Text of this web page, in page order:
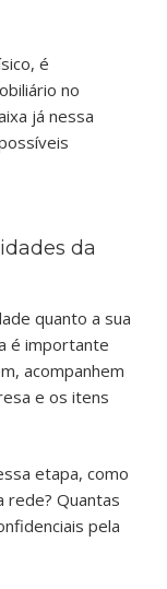
é
no
já nessa
da
quanto a sua
é importante
acompanhem
e os itens
etapa, como
rede? Quantas
pela